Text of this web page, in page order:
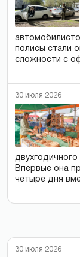
полисы стали
сложности с
30 июля 2026
Впервые она
четыре дня
30 июля 2026